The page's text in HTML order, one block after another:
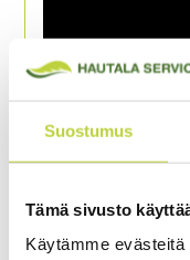
Suostumus
Tämä sivusto
Käytämme